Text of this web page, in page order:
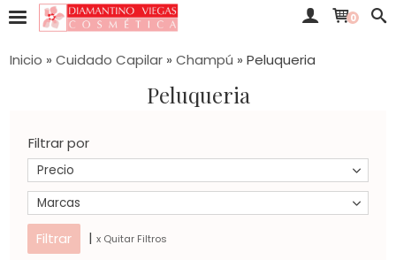
0
Inicio » Cuidado Capilar » Champú » Peluqueria
Peluqueria
Filtrar por
Precio
Marcas
| x Quitar Filtros